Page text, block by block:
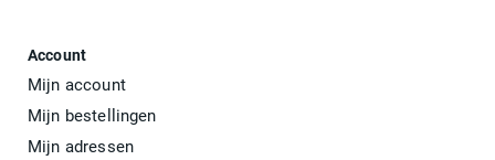
Account
Mijn account
Mijn bestellingen
Mijn adressen